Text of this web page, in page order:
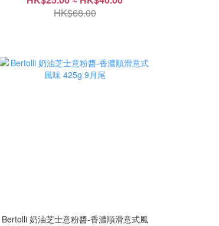
HK$68.00
Bertolli 奶油芝士意粉醬-香濃順滑意式風